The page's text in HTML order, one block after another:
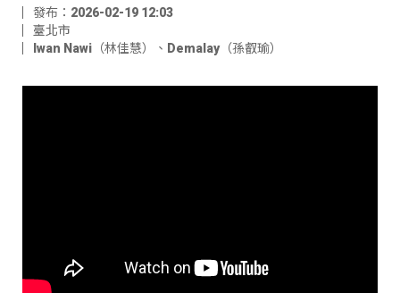
發布：2026-02-19 12:03
臺北市
Iwan Nawi（林佳慧）
、 Demalay（孫叡瑜）